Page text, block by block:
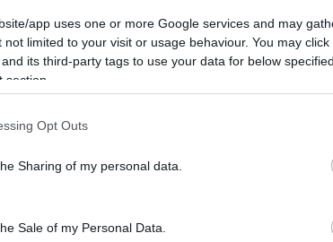
app uses one or more Google services and may
limited to your visit or usage behaviour. You may
its third-party tags to use your data for below
Opt Outs
Sharing of my personal data.
Sale of my Personal Data.
pedig újra összegyűlt, hogy egy
emlékeztető formátumban
működik is a Jóbarátok: Újra